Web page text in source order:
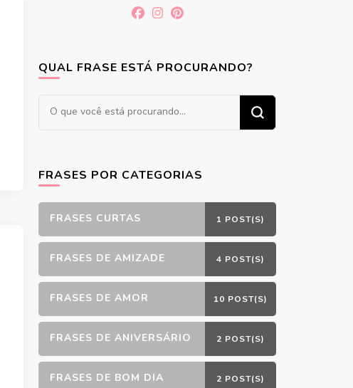
QUAL FRASE ESTÁ PROCURANDO?
Procurando
algo?
FRASES POR CATEGORIAS
FRASES CURTAS 1 POST(S)
FRASES DE AMIZADE 4 POST(S)
FRASES DE AMOR 10 POST(S)
FRASES DE ANIVERSÁRIO 2 POST(S)
FRASES DE BOM DIA 2 POST(S)